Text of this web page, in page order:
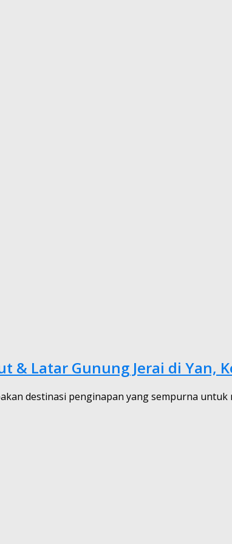
& Latar Gunung Jerai di Yan,
destinasi penginapan yang sempurna